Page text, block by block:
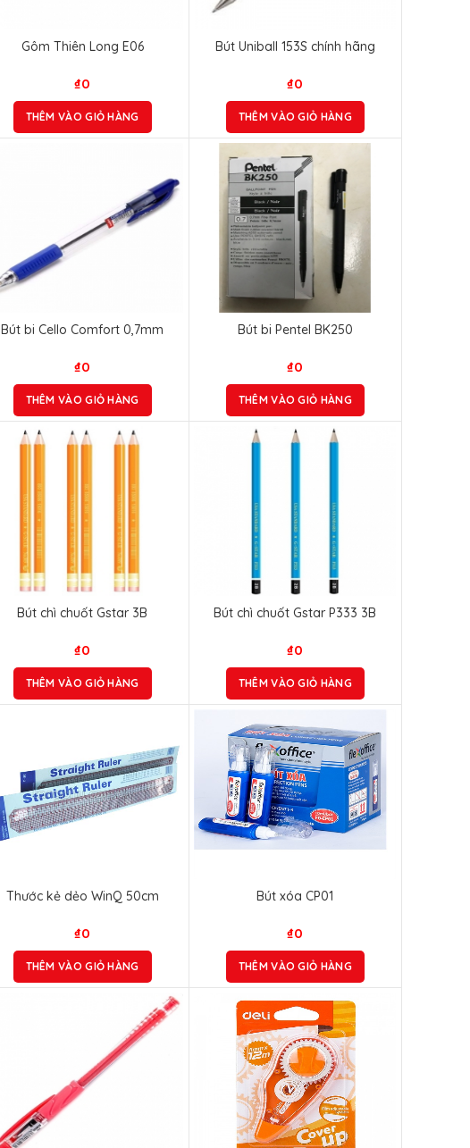
Gôm Thiên Long E06
₫0
THÊM VÀO GIỎ HÀNG
Bút Uniball 153S chính hãng
₫0
THÊM VÀO GIỎ HÀNG
Bút bi Cello Comfort 0,7mm
₫0
THÊM VÀO GIỎ HÀNG
Bút bi Pentel BK250
₫0
THÊM VÀO GIỎ HÀNG
Bút chì chuốt Gstar 3B
₫0
THÊM VÀO GIỎ HÀNG
Bút chì chuốt Gstar P333 3B
₫0
THÊM VÀO GIỎ HÀNG
Thước kẻ dẻo WinQ 50cm
₫0
THÊM VÀO GIỎ HÀNG
Bút xóa CP01
₫0
THÊM VÀO GIỎ HÀNG